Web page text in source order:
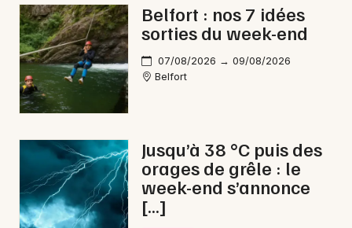
Belfort : nos 7 idées
sorties du week-end
07/08/2026 → 09/08/2026
Belfort
Jusqu’à 38 °C puis des
orages de grêle : le
week-end s’annonce
[…]